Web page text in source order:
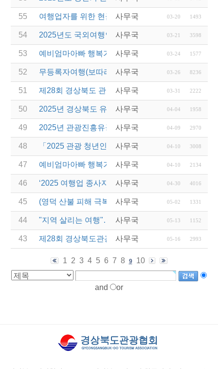
55 여행업자를 위한 현금영수증 관련 웨비나 진행
사무국 03-20 1493
54 2025년도 국외여행인솔자(T/C) 소양교육(1차) 실
사무국 03-21 3598
53 예비엄마아빠 행복가족여행 지원사업 전담여행사
사무국 03-24 1577
52 무등록자여행(보따리) 알선행위 근절 위한 관계 기
사무국 03-26 8236
51 제28회 경상북도 관광기념품 공모전 개최
사무국 03-31 2222
50 2025년 경상북도 유니크베뉴를 활용한 MICE행사
사무국 04-04 1958
49 2025년 관광진흥유공자 정부포상 대상자 추천
사무국 04-09 2970
48 「2025 관광 청년인턴제 지원 사업」 참여 사업체
사무국 04-10 3008
47 예비엄마아빠 행복가족여행 전담여행사 선정 결과
사무국 04-10 2134
46 ‘2025 여행업 종사자 직무역량 강화 교육’ 교육생 모
사무국 04-30 4016
45 (영덕 산불 피해 극복 행사) 여행으로 잇는 희망, 다
사무국 05-02 1331
44 "지역 살리는 여행"…관광공사, 산불피해지역 '여행
사무국 05-13 1152
43 제28회 경상북도관광기념품공모전 결과발표 연장
사무국 05-16 2993
1 2 3 4 5 6 7 8 9 10
and or